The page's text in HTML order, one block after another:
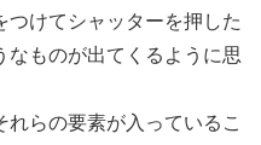
つけてシャッターを押した
なものが出てくるように思
れらの要素が入っているこ